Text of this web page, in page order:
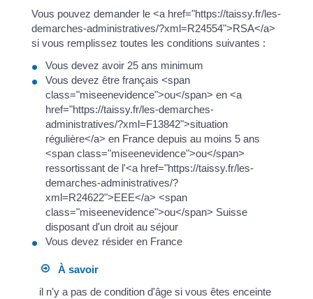
Vous pouvez demander le <a href="https://taissy.fr/les-
demarches-administratives/?xml=R24554">RSA</a>
si vous remplissez toutes les conditions suivantes :
Vous devez avoir 25 ans minimum
Vous devez être français <span
class="miseenevidence">ou</span> en <a
href="https://taissy.fr/les-demarches-
administratives/?xml=F13842">situation
régulière</a> en France depuis au moins 5 ans
<span class="miseenevidence">ou</span>
ressortissant de l'<a href="https://taissy.fr/les-
demarches-administratives/?
xml=R24622">EEE</a> <span
class="miseenevidence">ou</span> Suisse
disposant d'un droit au séjour
Vous devez résider en France
À savoir
il n'y a pas de condition d'âge si vous êtes enceinte